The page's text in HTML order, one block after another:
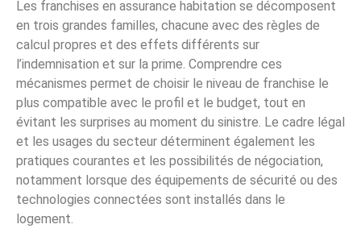
Les franchises en assurance habitation se décomposent
en trois grandes familles, chacune avec des règles de
calcul propres et des effets différents sur
l’indemnisation et sur la prime. Comprendre ces
mécanismes permet de choisir le niveau de franchise le
plus compatible avec le profil et le budget, tout en
évitant les surprises au moment du sinistre. Le cadre légal
et les usages du secteur déterminent également les
pratiques courantes et les possibilités de négociation,
notamment lorsque des équipements de sécurité ou des
technologies connectées sont installés dans le
logement.